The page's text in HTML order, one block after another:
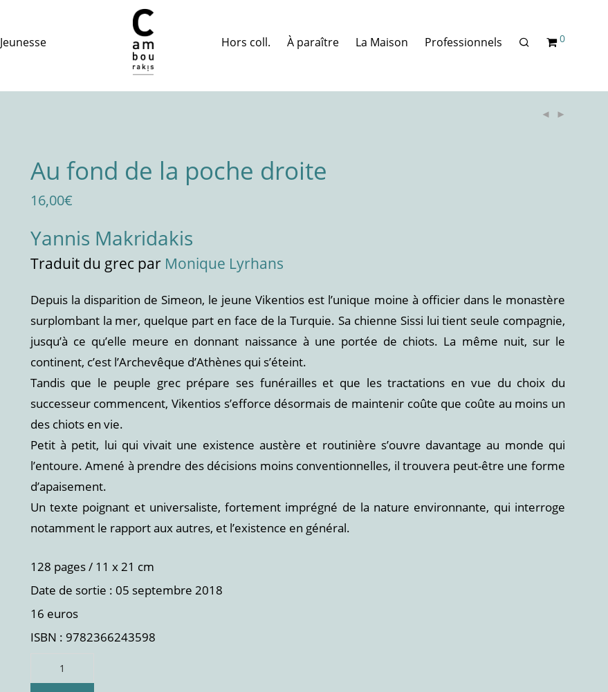
Jeunesse Hors coll. À paraître La Maison Professionnels 0
Au fond de la poche droite
16,00€
Yannis Makridakis
Traduit du grec par Monique Lyrhans
Depuis la disparition de Simeon, le jeune Vikentios est l’unique moine à officier dans le monastère
surplombant la mer, quelque part en face de la Turquie. Sa chienne Sissi lui tient seule compagnie,
jusqu’à ce qu’elle meure en donnant naissance à une portée de chiots. La même nuit, sur le
continent, c’est l’Archevêque d’Athènes qui s’éteint.
Tandis que le peuple grec prépare ses funérailles et que les tractations en vue du choix du
successeur commencent, Vikentios s’efforce désormais de maintenir coûte que coûte au moins un
des chiots en vie.
Petit à petit, lui qui vivait une existence austère et routinière s’ouvre davantage au monde qui
l’entoure. Amené à prendre des décisions moins conventionnelles, il trouvera peut-être une forme
d’apaisement.
Un texte poignant et universaliste, fortement imprégné de la nature environnante, qui interroge
notamment le rapport aux autres, et l’existence en général.
128 pages / 11 x 21 cm
Date de sortie : 05 septembre 2018
16 euros
ISBN : 9782366243598